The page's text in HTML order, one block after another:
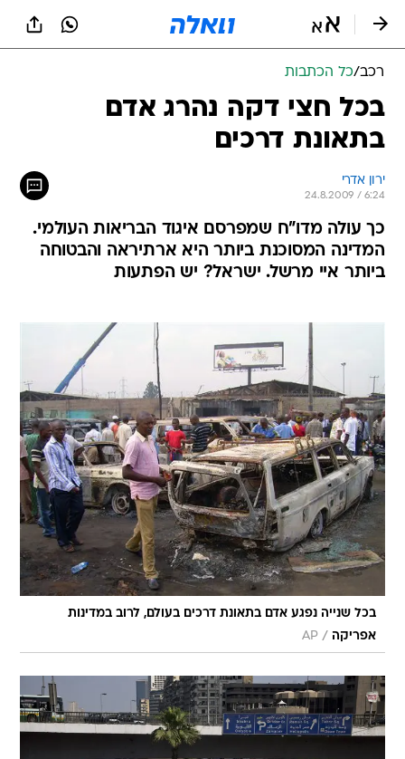
רכב/כל הכתבות
בכל חצי דקה נהרג אדם
בתאונת דרכים
ירון אדרי
24.8.2009 / 6:24
כך עולה מדו"ח שמפרסם איגוד הבריאות העולמי.
המדינה המסוכנת ביותר היא ארתיראה והבטוחה
ביותר איי מרשל. ישראל? יש הפתעות
בכל שנייה נפגע אדם בתאונת דרכים בעולם, לרוב במדינות
אפריקה /
AP